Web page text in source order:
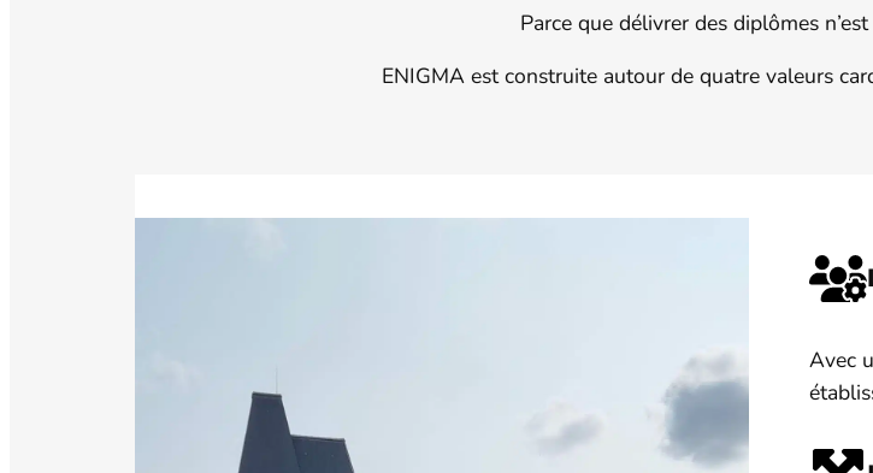
Parce que délivrer des diplômes
ENIGMA est construite autour de quatre valeurs
Avec